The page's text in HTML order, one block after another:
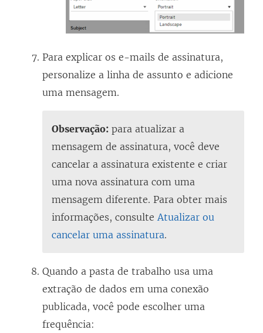
Para explicar os e-mails de assinatura,
personalize a linha de assunto e adicione
uma mensagem.
Observação: para atualizar a
mensagem de assinatura, você deve
cancelar a assinatura existente e criar
uma nova assinatura com uma
mensagem diferente. Para obter mais
informações, consulte Atualizar ou
cancelar uma assinatura.
Quando a pasta de trabalho usa uma
extração de dados em uma conexão
publicada, você pode escolher uma
frequência: